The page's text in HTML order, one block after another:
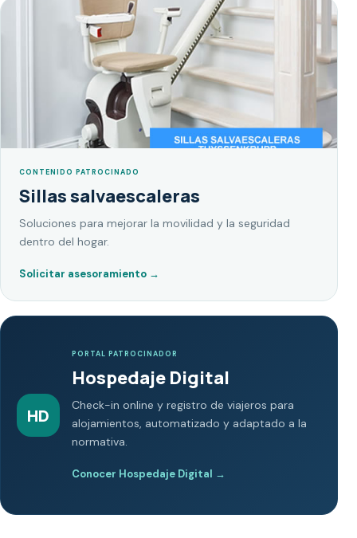
CONTENIDO PATROCINADO
Sillas salvaescaleras
Soluciones para mejorar la movilidad y la seguridad
dentro del hogar.
Solicitar asesoramiento →
HD
PORTAL PATROCINADOR
Hospedaje Digital
Check-in online y registro de viajeros para
alojamientos, automatizado y adaptado a la
normativa.
Conocer Hospedaje Digital →